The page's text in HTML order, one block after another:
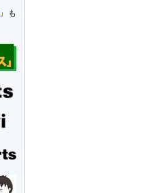
」も